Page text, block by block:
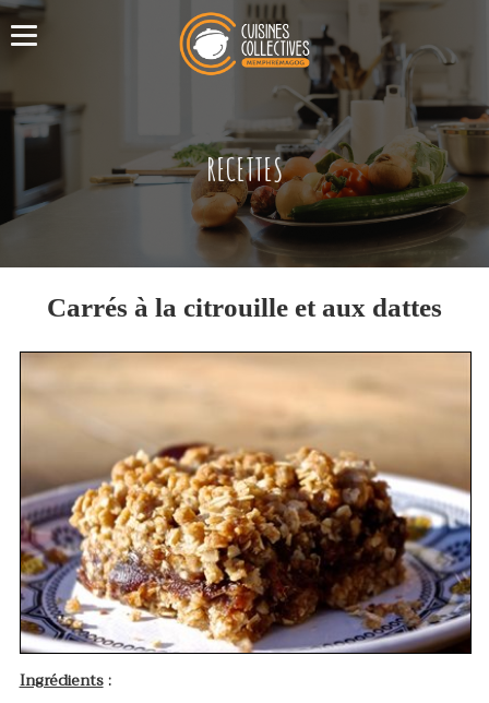
RECETTES
Carrés à la citrouille et aux dattes
Ingrédients: